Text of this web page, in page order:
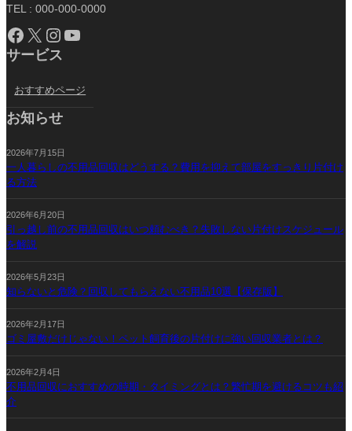
TEL : 000-000-0000
Facebook X Instagram YouTube
サービス
おすすめページ
お知らせ
2026年7月15日
一人暮らしの不用品回収はどうする？費用を抑えて部屋をすっきり片付け
る方法
2026年6月20日
引っ越し前の不用品回収はいつ頼むべき？失敗しない片付けスケジュール
を解説
2026年5月23日
知らないと危険？回収してもらえない不用品10選【保存版】
2026年2月17日
ゴミ屋敷だけじゃない！ペット飼育後の片付けに強い回収業者とは？
2026年2月4日
不用品回収におすすめの時期・タイミングとは？繁忙期を避けるコツも紹
介